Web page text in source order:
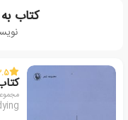
کتاب